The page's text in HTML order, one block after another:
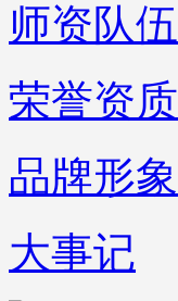
师资队伍
荣誉资质
品牌形象
大事记